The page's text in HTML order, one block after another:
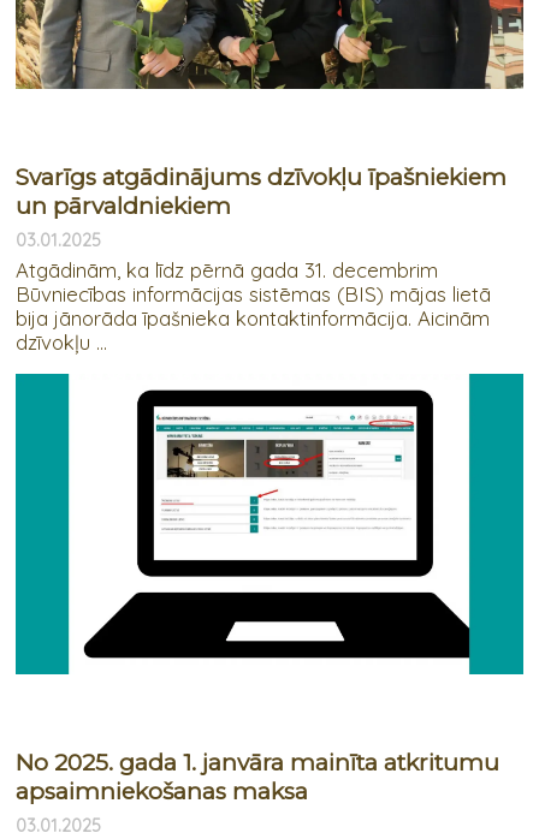
Svarīgs atgādinājums dzīvokļu īpašniekiem
un pārvaldniekiem
03.01.2025
Atgādinām, ka līdz pērnā gada 31. decembrim
Būvniecības informācijas sistēmas (BIS) mājas lietā
bija jānorāda īpašnieka kontaktinformācija. Aicinām
dzīvokļu ...
No 2025. gada 1. janvāra mainīta atkritumu
apsaimniekošanas maksa
03.01.2025